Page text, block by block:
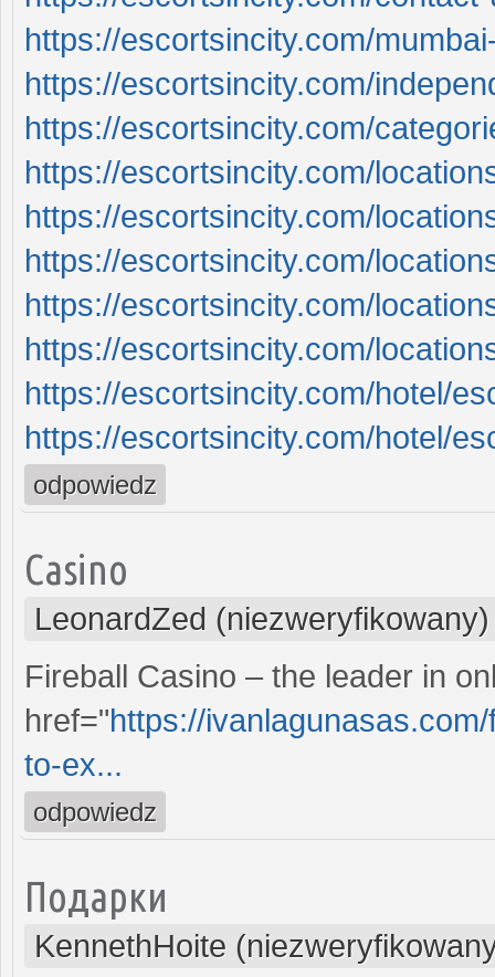
https://escortsincity.com/
https://escortsincity.com/
https://escortsincity.com/
https://escortsincity.com/
https://escortsincity.com/
https://escortsincity.com/
https://escortsincity.com/
https://escortsincity.com/
https://escortsincity.com/hotel/
https://escortsincity.com/hotel/
odpowiedz
Casino
LeonardZed (niezweryfikowany)
Fireball Casino – the leader in
href="https://
to-ex...
odpowiedz
Подарки
KennethHoite